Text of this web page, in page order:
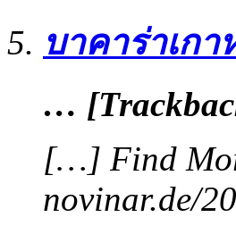
บาคาร่าเกา
…
[…] Find
novinar.de/